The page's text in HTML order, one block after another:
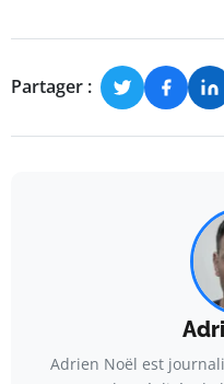
Partager :
Adrien Noël est